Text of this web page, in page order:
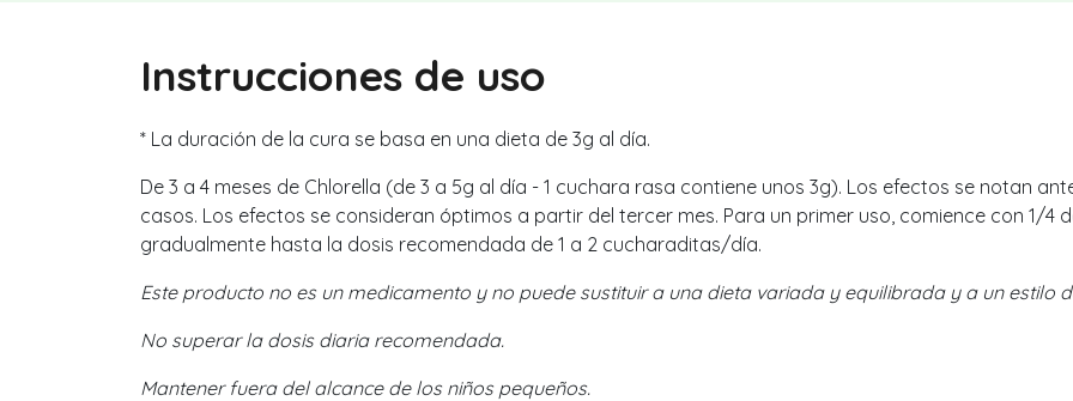
Instrucciones de uso
* La duración de la cura se basa en una dieta de 3g al día.
De 3 a 4 meses de Chlorella (de 3 a 5g al día - 1 cuchara rasa contiene unos 3g). Los efectos se notan
casos. Los efectos se consideran óptimos a partir del tercer mes. Para un primer uso, comience con 1/4
gradualmente hasta la dosis recomendada de 1 a 2 cucharaditas/día.
Este producto no es un medicamento y no puede sustituir a una dieta variada y equilibrada y a un estilo
No superar la dosis diaria recomendada.
Mantener fuera del alcance de los niños pequeños.